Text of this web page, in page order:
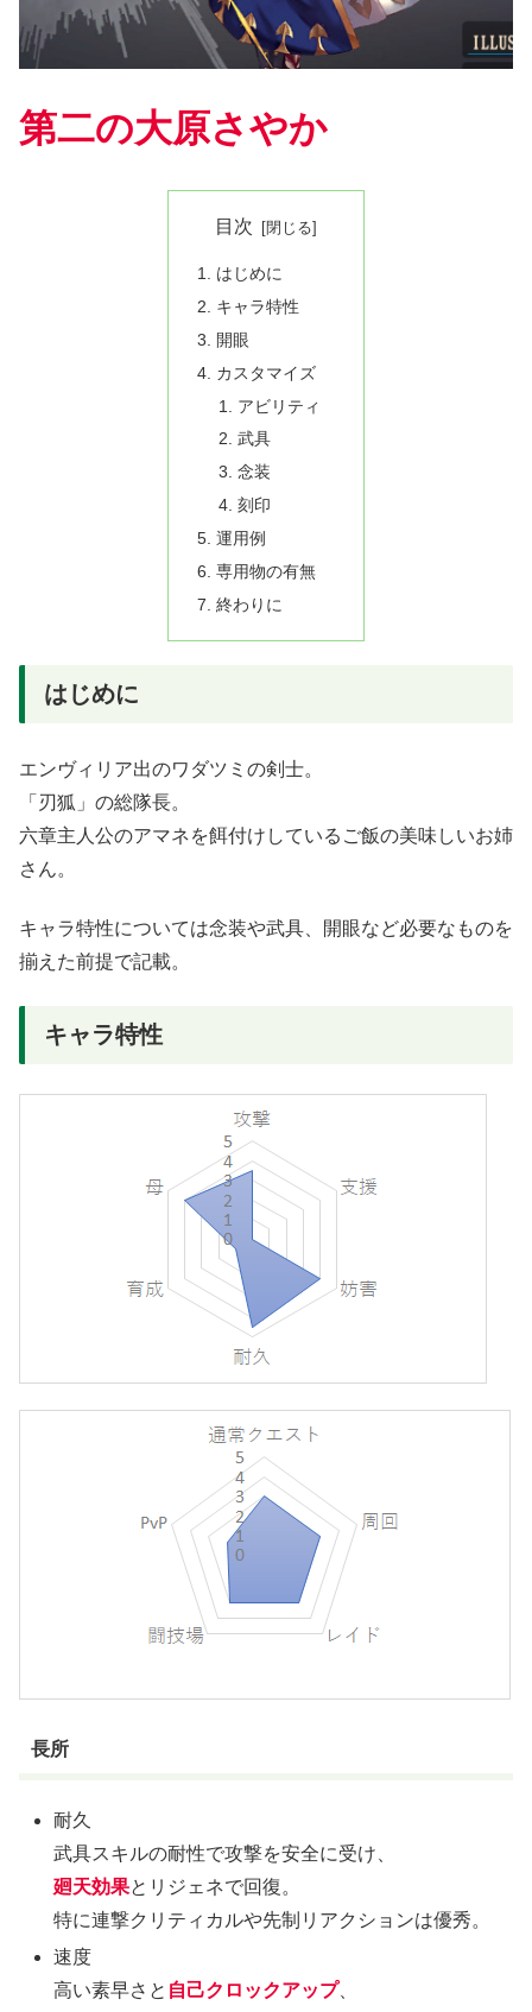
第二の大原さやか
目次
はじめに
キャラ特性
開眼
カスタマイズ
アビリティ
武具
念装
刻印
運用例
専用物の有無
終わりに
はじめに
エンヴィリア出のワダツミの剣士。
「刃狐」の総隊長。
六章主人公のアマネを餌付けしているご飯の美味しいお姉
さん。
キャラ特性については念装や武具、開眼など必要なものを
揃えた前提で記載。
キャラ特性
長所
耐久
武具スキルの耐性で攻撃を安全に受け、
廻天効果とリジェネで回復。
特に連撃クリティカルや先制リアクションは優秀。
速度
高い素早さと 自己クロックアップ、